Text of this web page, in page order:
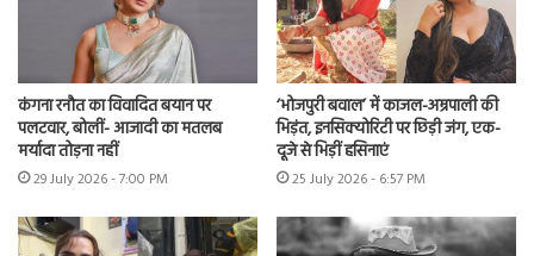
कंगना रनौत का विवादित बयान पर
पलटवार, बोलीं- आजादी का मतलब
मर्यादा तोड़ना नहीं
29 July 2026 - 7:00 PM
‘भोजपुरी बवाल’ में काजल-अम्रपाली की
भिड़ंत, इनसिक्योरिटी पर छिड़ी जंग, एक-
दूजे से भिड़ीं हसिनाएं
25 July 2026 - 6:57 PM